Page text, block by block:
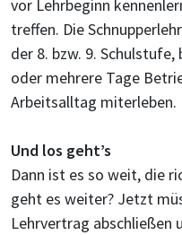
vor Lehrbeginn
treffen. Die
der 8. bzw. 9.
oder mehrere Tage
Arbeitsalltag miterleben.
Und los geht’s
Dann ist es so weit, die
geht es weiter? Jetzt
Lehrvertrag abschließen